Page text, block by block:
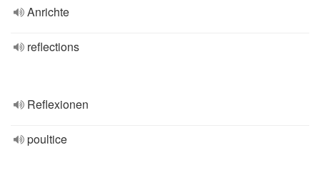
Anrichte
reflections
Reflexionen
poultice